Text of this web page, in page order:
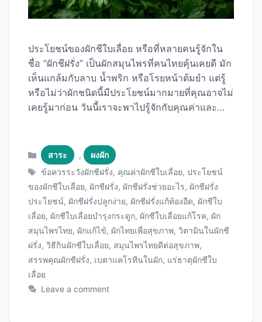
ประโยชน์ของผักชีใบเลื่อย หรือที่หลายคนรู้จักใน
ชื่อ “ผักชีฝรั่ง” เป็นผักสมุนไพรที่คนไทยคุ้นเคยดี มัก
เห็นแกล้มกับลาบ น้ำพริก หรือโรยหน้าต้มยำ แต่รู้
หรือไม่ว่าผักชนิดนี้มีประโยชน์มากมายที่คุณอาจไม่
เคยรู้มาก่อน วันนี้เราจะพาไปรู้จักกับคุณค่าและ
L.) เป็นพืชล้มลุกในวงศ์ผักชี มีถิ่นกำเนิดในทวีป
อเมริกาใต้และเม็กซิโก เมื่อชาวโปรตุเกสนำเข้ามา
ในสมัยก่อน คนไทยจึงเรียกว่า “ผักชีฝรั่ง” เพื่อแยก
ความแตกต่างจากผักชีไทยที่รู้จักกันอยู่แล้ว ส่วนชื่อ
“ผักชีใบเลื่อย” มาจากลักษณะขอบใบที่เป็นหยัก
คล้ายฟันของใบเลื่อย ใบมีสีเขียวสด กว้างประมาณ
2-3 เซนติเมตร ยาว 10-15 เซนติเมตร และมีกลิ่น
หอมเฉพาะตัวที่แรงกว่าผักชีไทย คุณค่าทาง
โภชนาการของผักชีใบเลื่อย ผักชีใบเลื่อยอุดมไป
ด้วยวิตามินและแร่ธาตุที่จำเป็นต่อร่างกาย ได้แก่:
Categories
สาระ ,
ผงผัก
Tags
ข้อควรระวังผักชีฝรั่ง, คุณค่าผักชีใบเลื่อย,ประโยชน์
ของผักชีใบเลื่อย, ผักชีฝรั่ง, ผักชีฝรั่งช่วยอะไร, ผักชีฝรั่ง
ประโยชน์, ผักชีฝรั่งปลูกง่าย, ผักชีฝรั่งแก้ท้องอืด, ผักชีใบ
เลื่อย, ผักชีใบเลื่อยบำรุงกระดูก, ผักชีใบเลื่อยแก้โรค, ผัก
สมุนไพรไทย, ผักแก้ไข้, ผักไทยเพื่อสุขภาพ, วิตามินในผักชี
ฝรั่ง, วิธีกินผักชีใบเลื่อย, สมุนไพรไทยดีต่อสุขภาพ,
สรรพคุณผักชีฝรั่ง, เบตาแคโรทีนในผัก, แร่ธาตุผักชีใบ
เลื่อย
Leave a comment